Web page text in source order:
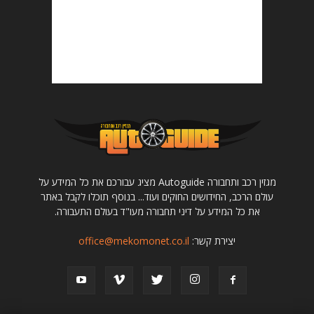
מגזין רכב ותחבורה Autoguide מציג עבורכם את כל המידע על
עולם הרכב, החידושים החוקים ועוד... בנוסף תוכלו לקבל באתר
את כל המידע על דיני תחבורה מעו"ד בעולם התעבורה.
יצירת קשר: office@mekomonet.co.il